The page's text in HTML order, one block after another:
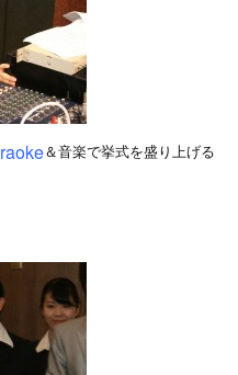
＆音楽で挙式を盛り上げる